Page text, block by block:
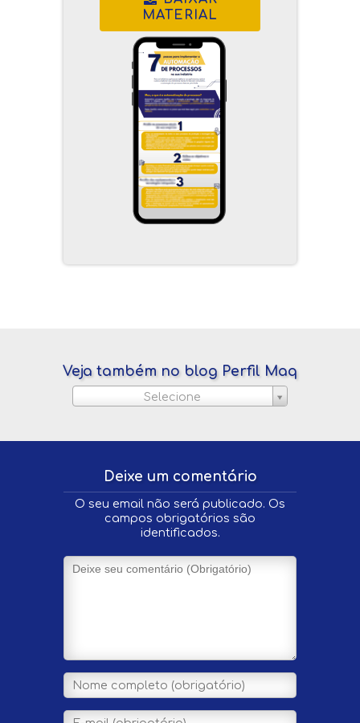
MATERIAL
Veja também no blog Perfil Maq
Selecione
Deixe um comentário
O seu email não será publicado. Os
campos obrigatórios são
identificados.